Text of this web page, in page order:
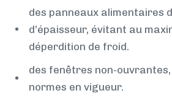
des panneaux alimentaires
d’épaisseur, évitant au
déperdition de froid.
des fenêtres non-
normes en vigueur.